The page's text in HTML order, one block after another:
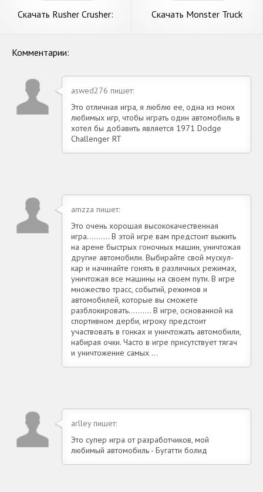
Скачать Rusher Crusher:
Скачать Monster Truck
Комментарии:
aswed276 пишет:
Это отличная игра, я люблю ее, одна из моих
любимых игр, чтобы играть один автомобиль в
хотел бы добавить является 1971 Dodge
Challenger RT
amzza пишет:
Это очень хорошая высококачественная
игра.......... В этой игре вам предстоит выжить
на арене быстрых гоночных машин, уничтожая
другие автомобили. Выбирайте свой мускул-
кар и начинайте гонять в различных режимах,
уничтожая все машины на своем пути. В игре
множество трасс, событий, режимов и
автомобилей, которые вы сможете
разблокировать.......... В игре, основанной на
спортивном дерби, игроку предстоит
участвовать в гонках и уничтожать автомобили,
набирая очки. Часто в игре присутствует тягач
и уничтожение самых ...
arlley пишет:
Это супер игра от разработчиков, мой
любимый автомобиль - Бугатти болид